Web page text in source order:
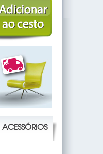
ACESSÓRIOS